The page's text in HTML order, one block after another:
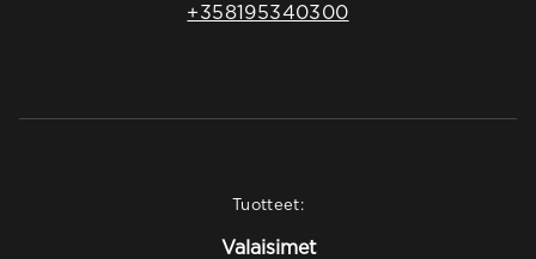
+358195340300
Tuotteet:
Valaisimet